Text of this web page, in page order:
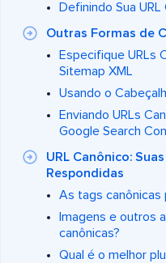
Definindo Sua URL
Outras Formas de
Especifique URLs
Sitemap XML
Usando o
Enviando URLs
Google Search
URL Canônico:
Respondidas
As tags canônicas
Imagens e outros
canônicas?
Qual é o melhor